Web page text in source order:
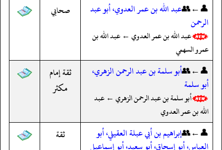
👤←👥عبد الله بن عمر العدوي، أبو عبد
الرحمن
عبد الله بن عمر العدوي ← عبد الله بن
عمرو السهمي
صحابي
👤←👥أبو سلمة بن عبد الرحمن الزهري،
أبو سلمة
أبو سلمة بن عبد الرحمن الزهري ← عبد
الله بن عمر العدوي
ثقة إمام
مكثر
👤←👥إبراهيم بن أبي عبلة العقيلي، أبو
العباس، أبو إسحاق، أبو سعيد، أبو إسماعيل
ثقة